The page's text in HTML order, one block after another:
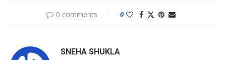
0 comments 0
SNEHA SHUKLA